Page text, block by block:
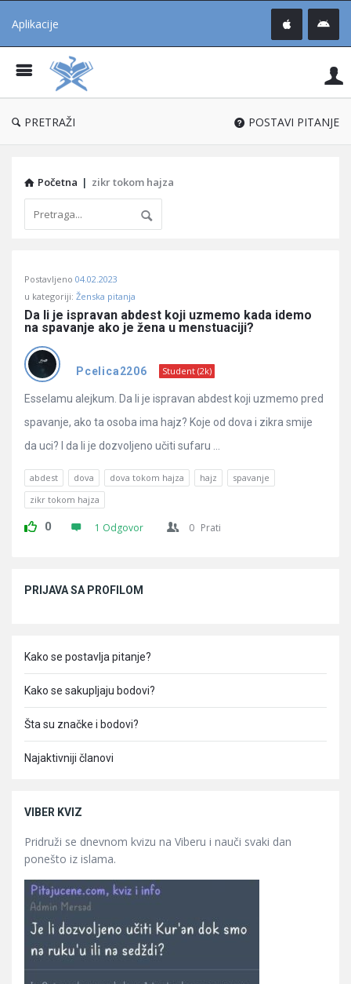
Aplikacije
®
PRETRAŽI POSTAVI PITANJE
Početna | zikr tokom hajza
Učene
Latest
Pitanja
Postavljeno 04.02.2023
u kategoriji: Ženska pitanja
Da li je ispravan abdest koji uzmemo kada idemo
na spavanje ako je žena u menstuaciji?
Pcelica2206 Student (2k)
Esselamu alejkum. Da li je ispravan abdest koji uzmemo pred
spavanje, ako ta osoba ima hajz? Koje od dova i zikra smije
da uci? I da li je dozvoljeno učiti sufaru ...
abdest dova dova tokom hajza hajz
spavanje
zikr tokom hajza
0 1 Odgovor 0 Prati
PRIJAVA SA PROFILOM
Kako se postavlja pitanje?
Kako se sakupljaju bodovi?
Šta su značke i bodovi?
Najaktivniji članovi
VIBER KVIZ
Pridruži se dnevnom kvizu na Viberu i nauči svaki dan
ponešto iz islama.